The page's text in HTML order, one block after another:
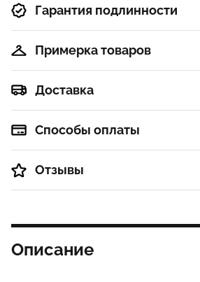
Гарантия подлинности
Примерка товаров
Доставка
Способы оплаты
Отзывы
Описание